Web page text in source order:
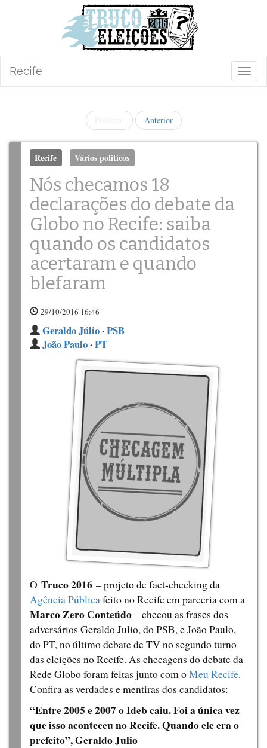
a
Recife
Anterior
Recife Vários politicos
Nós checamos 18
declarações do debate da
Globo no Recife: saiba
quando os candidatos
acertaram e quando
blefaram
29/10/2016 16:46
Geraldo Júlio·PSB
João Paulo·PT
O Truco 2016 – projeto de fact-checking da
Agência Públicafeito no Recife em parceria com a
Marco Zero Conteúdo– checou as frases dos
adversários Geraldo Julio, do PSB, e João Paulo,
do PT, no último debate de TV no segundo turno
das eleições no Recife. As checagens do debate da
Rede Globo foram feitas junto com oMeu Recife.
Confira as verdades e mentiras dos candidatos:
“Entre 2005 e 2007 o Ideb caiu. Foi a única vez
que isso aconteceu no Recife. Quando ele era o
prefeito”, Geraldo Julio